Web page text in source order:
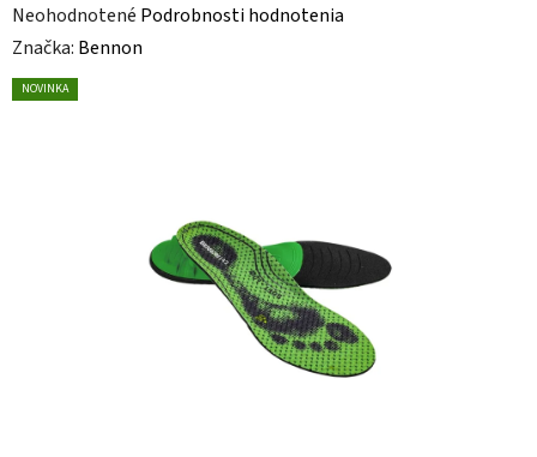
Priemerné
hodnotenie
produktu
Neohodnotené Podrobnosti hodnotenia
Značka: Bennon
NOVINKA